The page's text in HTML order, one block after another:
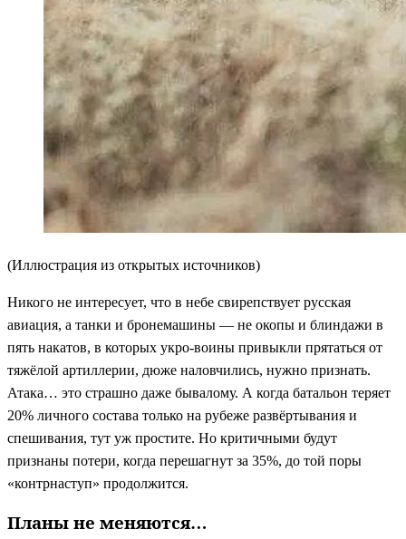
(Иллюстрация из открытых источников)
Никого не интересует, что в небе свирепствует русская
авиация, а танки и бронемашины — не окопы и блиндажи в
пять накатов, в которых укро-воины привыкли прятаться от
тяжёлой артиллерии, дюже наловчились, нужно признать.
Атака… это страшно даже бывалому. А когда батальон теряет
20% личного состава только на рубеже развёртывания и
спешивания, тут уж простите. Но критичными будут
признаны потери, когда перешагнут за 35%, до той поры
«контрнаступ» продолжится.
Планы не меняются…